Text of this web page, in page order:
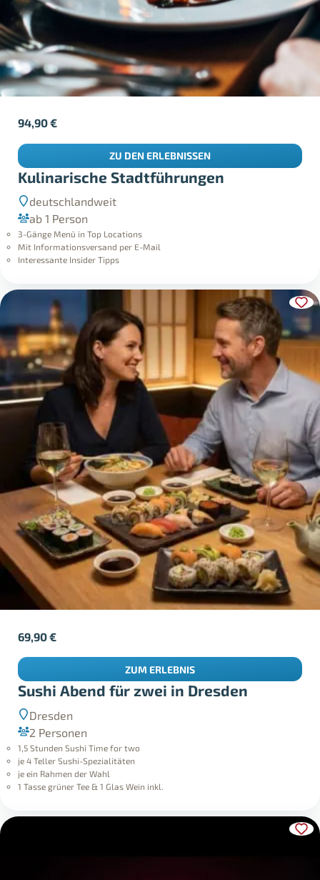
Kulinarische Stadtführungen
deutschlandweit
ab 1 Person
3-Gänge Menü in Top Locations
Mit Informationsversand per E-Mail
Interessante Insider Tipps
94,90€
ZU DEN ERLEBNISSEN
Sushi Abend für zwei in Dresden
Dresden
2 Personen
1,5 Stunden Sushi Time for two
je 4 Teller Sushi-Spezialitäten
je ein Rahmen der Wahl
1 Tasse grüner Tee & 1 Glas Wein inkl.
69,90€
ZUM ERLEBNIS